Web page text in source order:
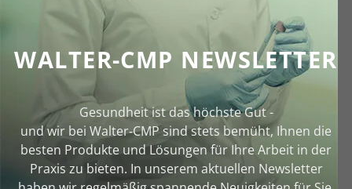
WALTER-CMP NEWSLETTER
Gesundheit ist das höchste Gut -
und wir bei Walter‑CMP sind stets bemüht, Ihnen die
besten Produkte und Lösungen für Ihre Arbeit in der
Praxis zu bieten. In unserem aktuellen Newsletter